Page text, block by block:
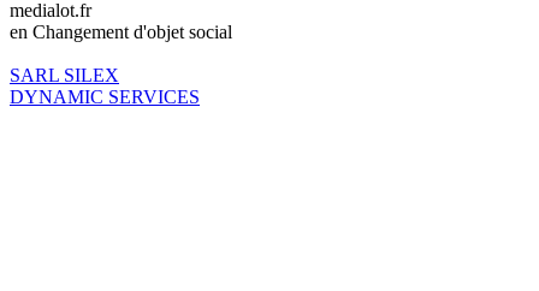
medialot.fr
en Changement d'objet social
SARL SILEX
DYNAMIC SERVICES